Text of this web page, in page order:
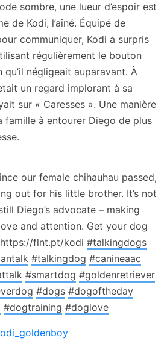
sombre, une lueur d’espoir est
de Kodi, l’aîné. Équipé de
communiquer, Kodi a surpris
régulièrement le bouton
négligeait auparavant. À
un regard implorant à sa
sur « Caresses ». Une manière
famille à entourer Diego de plus
our female chihauhau passed,
out for his little brother. It’s not
Diego’s advocate – making
and attention. Get your dog
flnt.pt/kodi #talkingdogs
#talkingdog #canineaac
#smartdog #goldenretriever
#dogs #dogoftheday
#dogtraining #doglove